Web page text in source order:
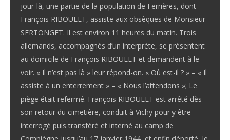
jour-là, une partie de la population de Ferrières, dont
François RIBOULET, assiste aux obsèques de Monsieur
SERTONGET. Il est environ 11 heures du matin. Trois
allemands, accompagnés d’un interprète, se présentent
au domicile de François RIBOULET et demandent à le
voir. « Il n’est pas là » leur répond-on. « Où est-il ? » – « Il
assiste à un enterrement » – « Nous l’attendons »; Le
piège était refermé. François RIBOULET est arrêté dès
son retour du cimetière, conduit à Vichy pour y être
interrogé puis transféré et interné au camp de